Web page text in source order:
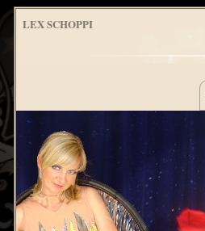
LEX SCHOPPI